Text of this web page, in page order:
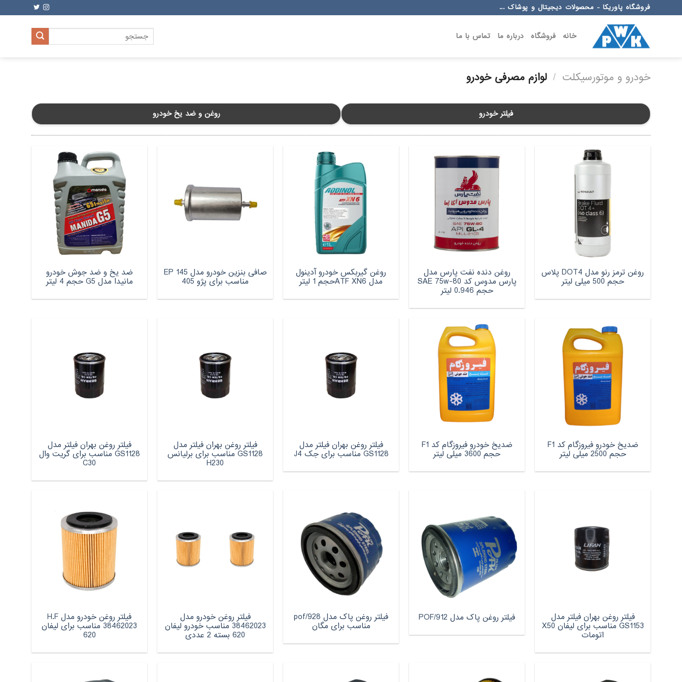
to
فروشگاه پاوریکا - محصولات دیجیتال و پوشاک ...
خانه فروشگاه درباره ما تماس با ما
جستجو
برای:
خودرو و موتورسیکلت / لوازم مصرفی خودرو
روغن و ضد یخ خودرو فیلتر خودرو
روغن ترمز رنو مدل DOT4 پلاس
حجم 500 میلی لیتر
روغن دنده نفت پارس مدل
پارس مدوس کد SAE 75w-80
حجم 0.946 لیتر
روغن گیربکس خودرو آدینول
مدل ATF XN6حجم 1 لیتر
صافی بنزین خودرو مدل EP 145
مناسب برای پژو 405
ضد یخ و ضد جوش خودرو
مانیدا مدل G5 حجم 4 لیتر
ضدیخ خودرو فیروزگام کد F1
حجم 2500 میلی لیتر
ضدیخ خودرو فیروزگام کد F1
حجم 3600 میلی لیتر
فیلتر روغن بهران فیلتر مدل
GS1128 مناسب برای جک J4
فیلتر روغن بهران فیلتر مدل
GS1128 مناسب برای برلیانس
H230
فیلتر روغن بهران فیلتر مدل
GS1128 مناسب برای گریت وال
C30
فیلتر روغن بهران فیلتر مدل
GS1153 مناسب برای لیفان X50
اتومات
فیلتر روغن پاک مدل POF/912 فیلتر روغن پاک مدل pof/928
مناسب برای مگان
فیلتر روغن خودرو مدل
38462023 مناسب خودرو لیفان
620 بسته 2 عددی
فیلتر روغن خودرو مدل H.F
38462023 مناسب برای لیفان
620